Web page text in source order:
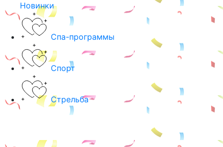
Новинки
Спа-программы
Спорт
Стрельба